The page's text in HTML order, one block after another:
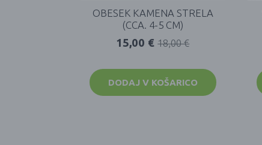
OBESEK KAMENA STRELA
(CCA. 4-5 CM)
18,00€
15,00 €
DODAJ V KOŠARICO